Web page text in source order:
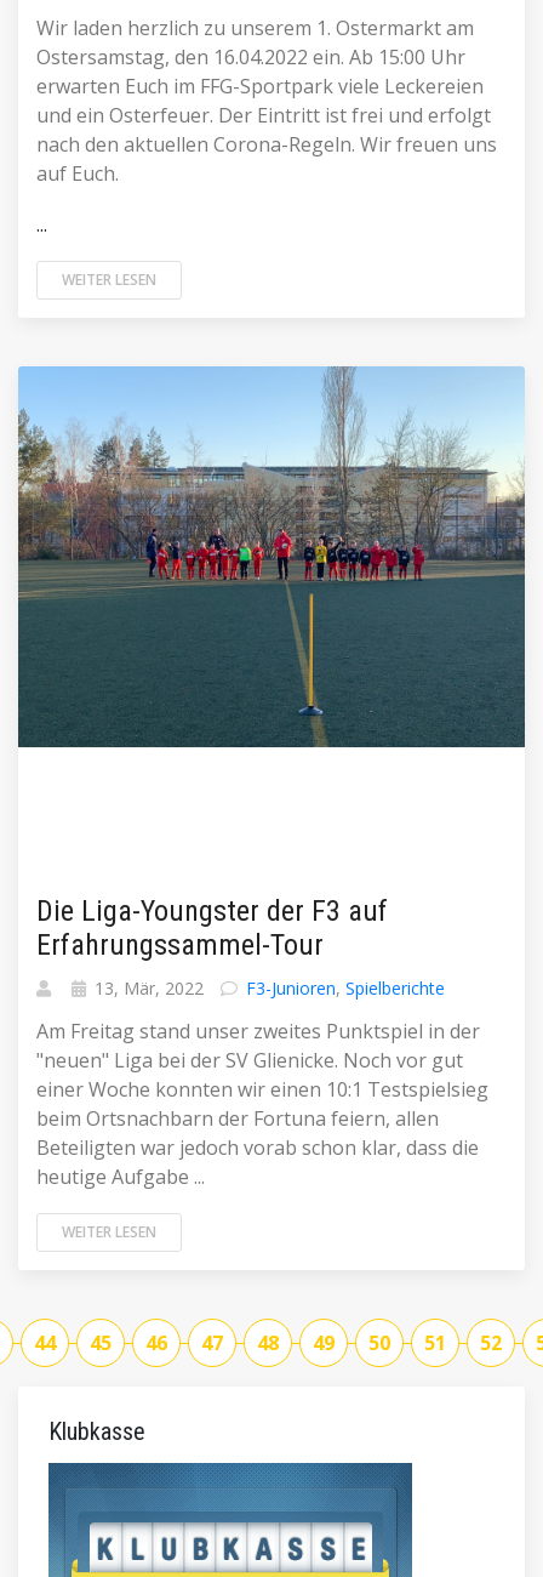
Wir laden herzlich zu unserem 1. Ostermarkt am
Ostersamstag, den 16.04.2022 ein. Ab 15:00 Uhr
erwarten Euch im FFG-Sportpark viele Leckereien
und ein Osterfeuer. Der Eintritt ist frei und erfolgt
nach den aktuellen Corona-Regeln. Wir freuen uns
auf Euch.
...
WEITER LESEN
Die Liga-Youngster der F3 auf
Erfahrungssammel-Tour
13, Mär, 2022 F3-Junioren, Spielberichte
Am Freitag stand unser zweites Punktspiel in der
"neuen" Liga bei der SV Glienicke. Noch vor gut
einer Woche konnten wir einen 10:1 Testspielsieg
beim Ortsnachbarn der Fortuna feiern, allen
Beteiligten war jedoch vorab schon klar, dass die
heutige Aufgabe ...
WEITER LESEN
44 45 46 47 48 49 50 51 52
Klubkasse